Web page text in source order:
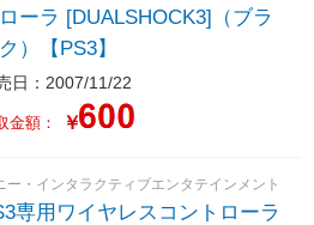
ローラ [DUALSHOCK3]（ブラ
）【PS3】
日：2007/11/22
金額： ￥
ー・インタラクティブエンタテインメント
専用ワイヤレスコントローラ